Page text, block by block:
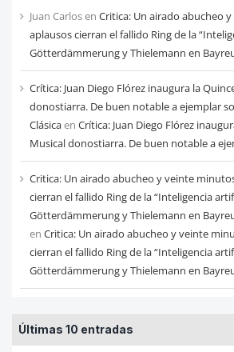
Juan Carlosen Critica: Un airado abucheo
aplausos cierran el fallido Ring de la
Götterdämmerung y Thielemann en
Crítica: Juan Diego Flórez inaugura la
donostiarra. De buen notable a ejemplar
Clásicaen Crítica: Juan Diego Flórez
Musical donostiarra. De buen notable a
Critica: Un airado abucheo y veinte
cierran el fallido Ring de la “Inteligencia
Götterdämmerung y Thielemann en
en Critica: Un airado abucheo y veinte
cierran el fallido Ring de la “Inteligencia
Götterdämmerung y Thielemann en
Últimas 10 entradas